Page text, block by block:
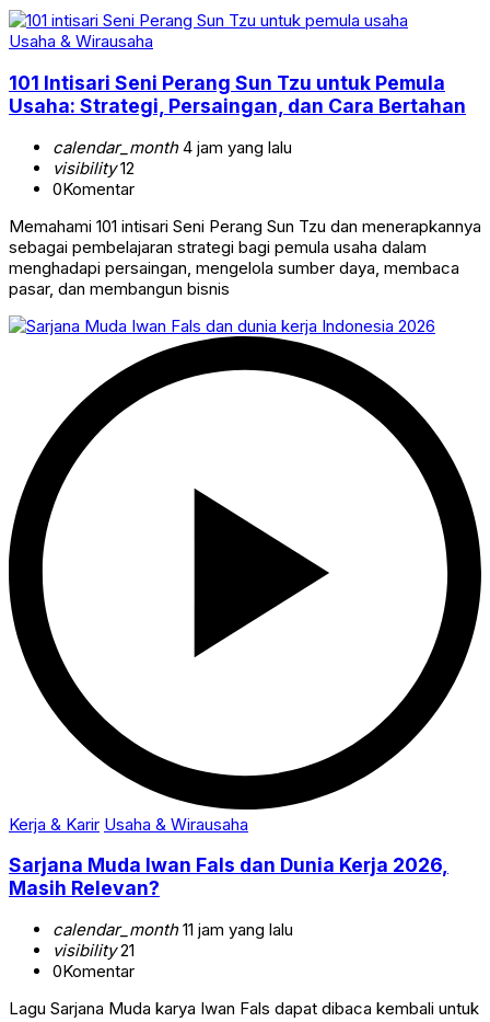
Usaha & Wirausaha
101 Intisari Seni Perang Sun Tzu untuk Pemula
Usaha: Strategi, Persaingan, dan Cara Bertahan
calendar_month4 jam yang lalu
visibility12
0Komentar
Memahami 101 intisari Seni Perang Sun Tzu dan menerapkannya
sebagai pembelajaran strategi bagi pemula usaha dalam
menghadapi persaingan, mengelola sumber daya, membaca
pasar, dan membangun bisnis
Kerja & Karir Usaha & Wirausaha
Sarjana Muda Iwan Fals dan Dunia Kerja 2026,
Masih Relevan?
calendar_month11 jam yang lalu
visibility21
0Komentar
Lagu Sarjana Muda karya Iwan Fals dapat dibaca kembali untuk